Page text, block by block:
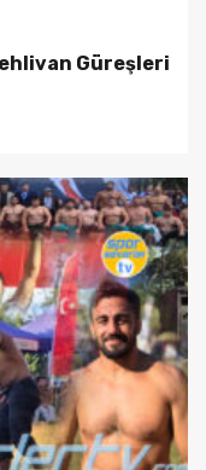
Güreşleri